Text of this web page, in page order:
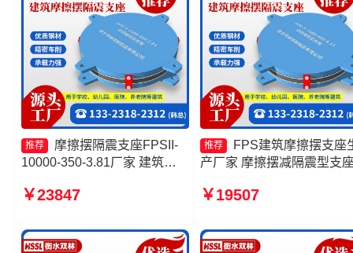
推荐
摩擦摆隔震支座FPSII-
10000-350-3.81厂家 建筑隔
隔隔震支座一个多少钱 摩擦摆
3.81厂家
￥23847
推荐
FPS建筑摩擦摆支座
产厂家 摩擦摆减隔震型支
座生产厂家 建筑摩擦隔震
￥19507